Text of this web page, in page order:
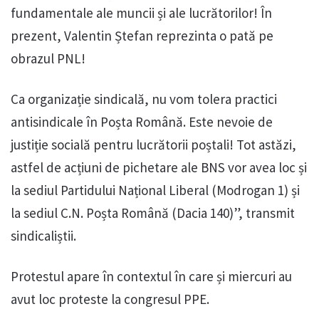
fundamentale ale muncii și ale lucrătorilor! În
prezent, Valentin Ștefan reprezinta o pată pe
obrazul PNL!
Ca organizație sindicală, nu vom tolera practici
antisindicale în Poșta Română. Este nevoie de
justiție socială pentru lucrătorii poștali! Tot astăzi,
astfel de acțiuni de pichetare ale BNS vor avea loc și
la sediul Partidului Național Liberal (Modrogan 1) și
la sediul C.N. Poșta Română (Dacia 140)”, transmit
sindicaliștii.
Protestul apare în contextul în care și miercuri au
avut loc proteste la congresul PPE.